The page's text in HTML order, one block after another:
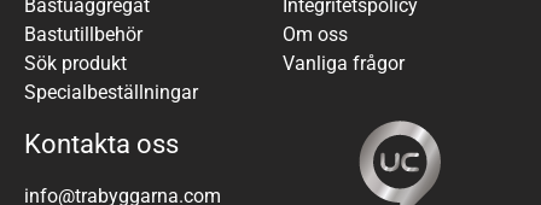
Bastuaggregat
Bastutillbehör
Sök produkt
Specialbeställningar
Integritetspolicy
Om oss
Vanliga frågor
Kontakta oss
info@trabyggarna.com